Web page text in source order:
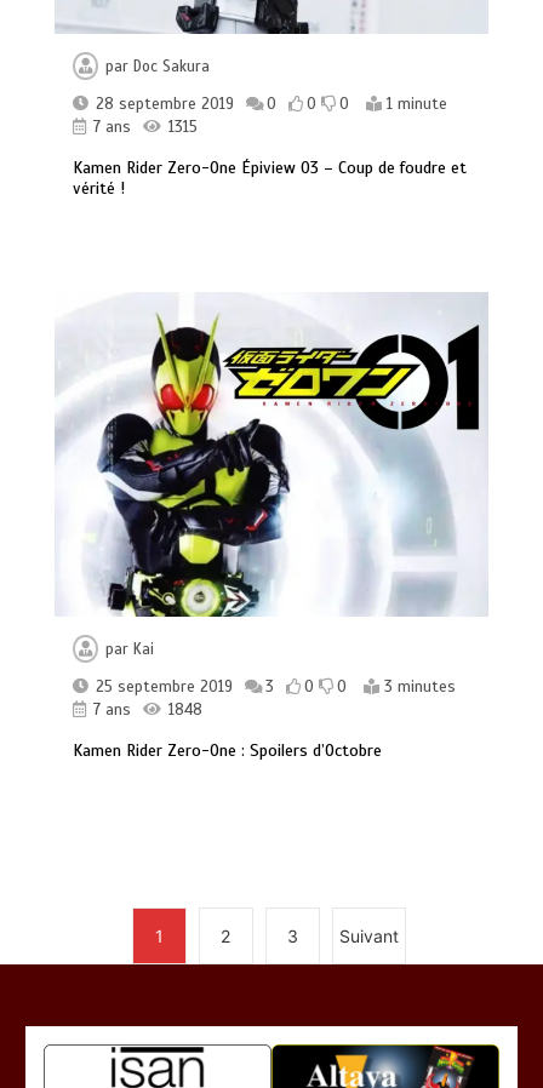
par Doc Sakura
28 septembre 2019
0 0 0
1 minute
7 ans
1315
Kamen Rider Zero-One Épiview 03 – Coup de foudre et
vérité !
par Kai
25 septembre 2019
3 0 0
3 minutes
7 ans
1848
Kamen Rider Zero-One : Spoilers d’Octobre
1 2 3 Suivant